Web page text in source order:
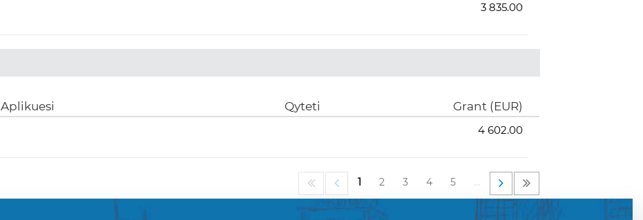
3 835.00
Aplikuesi Qyteti Grant (EUR)
4 602.00
1 2 3 4 5 …